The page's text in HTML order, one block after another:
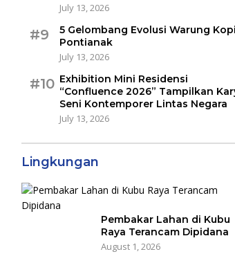
July 13, 2026
#9
5 Gelombang Evolusi Warung
Pontianak
July 13, 2026
#10 Exhibition Mini Residensi
“Confluence 2026” Tampilkan
Seni Kontemporer Lintas Negara
July 13, 2026
Lingkungan
Pembakar Lahan di Kubu
Raya Terancam Dipidana
August 1, 2026